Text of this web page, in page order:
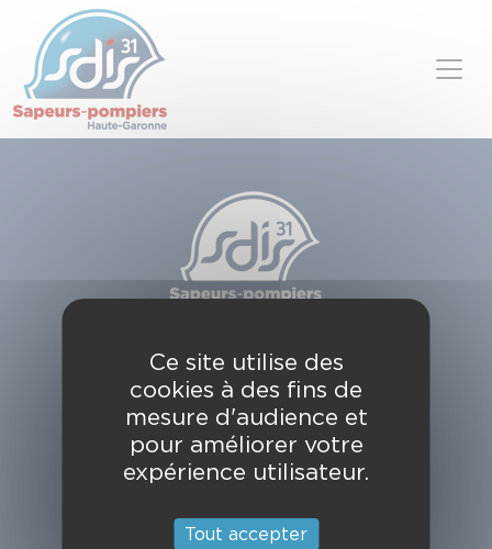
49, chemin de l'Armurié
C.S. 80123
31772 COLOMIERS CEDEX
Contactez-nous
Panneau de gestion des cookies
Ce site utilise des
cookies à des fins de
mesure d'audience et
pour améliorer votre
expérience utilisateur.
Tout accepter